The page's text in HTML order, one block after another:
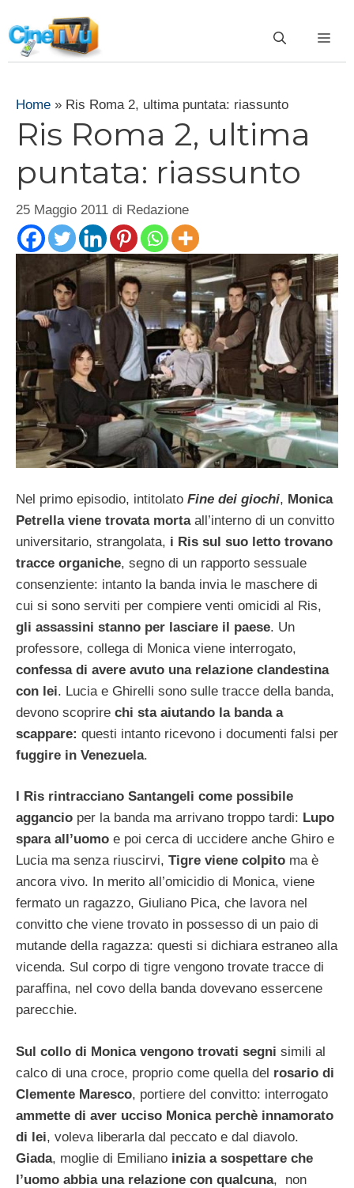
al
contenuto
Home » Ris Roma 2, ultima puntata: riassunto
Ris Roma 2, ultima
puntata: riassunto
25 Maggio 2011 di Redazione
Nel primo episodio, intitolato Fine dei giochi, Monica
Petrella viene trovata morta all’interno di un convitto
universitario, strangolata, i Ris sul suo letto trovano
tracce organiche, segno di un rapporto sessuale
consenziente: intanto la banda invia le maschere di
cui si sono serviti per compiere venti omicidi al Ris,
gli assassini stanno per lasciare il paese. Un
professore, collega di Monica viene interrogato,
confessa di avere avuto una relazione clandestina
con lei. Lucia e Ghirelli sono sulle tracce della banda,
devono scoprire chi sta aiutando la banda a
scappare: questi intanto ricevono i documenti falsi per
fuggire in Venezuela.
I Ris rintracciano Santangeli come possibile
aggancio per la banda ma arrivano troppo tardi: Lupo
spara all’uomo e poi cerca di uccidere anche Ghiro e
Lucia ma senza riuscirvi, Tigre viene colpito ma è
ancora vivo. In merito all’omicidio di Monica, viene
fermato un ragazzo, Giuliano Pica, che lavora nel
convitto che viene trovato in possesso di un paio di
mutande della ragazza: questi si dichiara estraneo alla
vicenda. Sul corpo di tigre vengono trovate tracce di
paraffina, nel covo della banda dovevano essercene
parecchie.
Sul collo di Monica vengono trovati segni simili al
calco di una croce, proprio come quella del rosario di
Clemente Maresco, portiere del convitto: interrogato
ammette di aver ucciso Monica perchè innamorato
di lei, voleva liberarla dal peccato e dal diavolo.
Giada, moglie di Emiliano inizia a sospettare che
l’uomo abbia una relazione con qualcuna, non